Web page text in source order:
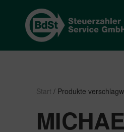
Start / Produkte